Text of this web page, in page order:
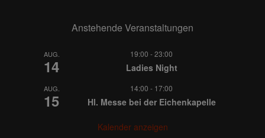
Anstehende Veranstaltungen
AUG.
14
19:00 -23:00
Ladies Night
AUG.
15
14:00 - 17:00
Hl. Messe bei der Eichenkapelle
Kalender anzeigen